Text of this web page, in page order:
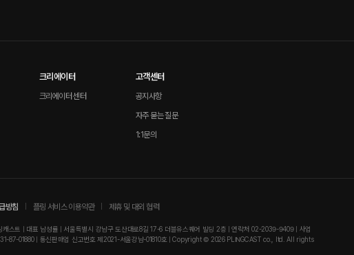
크리에이터
크리에이터 센터
고객센터
공지사항
자주 묻는 질문
1:1문의
방침 플링 서비스 이용약관 제휴 및 대외 협력
캐스트 | 대표 남성률 | 서울특별시 강남구 도산대로8길 17-6 더블유스퀘어 빌딩 2층 | 연락처 02-2039-9409 | 사업
87-01880 | 통신판매업 신고번호 제2021-서울강남-01810호 | Copyright © 2026 PLINGCAST co., ltd. All rights